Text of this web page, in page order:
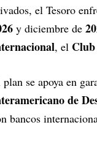
el Tesoro
y diciembre de
, el
se apoya en
de
bancos